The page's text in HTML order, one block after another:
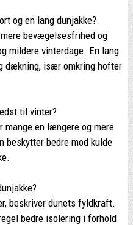
og en lang dunjakke?
bevægelsesfrihed og
mildere vinterdage. En lang
dækning, især omkring hofter
til vinter?
en længere og mere
beskytter bedre mod kulde
beskriver dunets fyldkraft.
bedre isolering i forhold